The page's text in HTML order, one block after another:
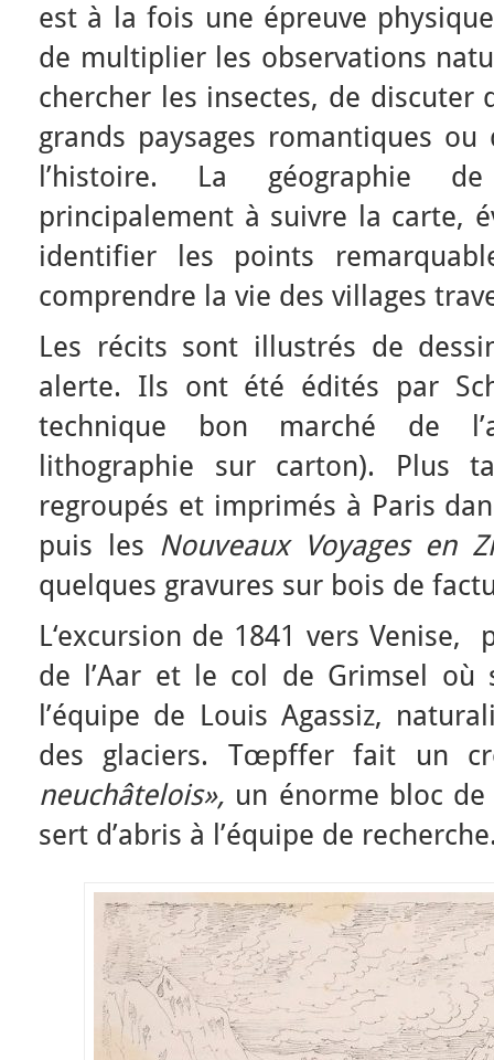
est à la fois une épreuve
de multiplier les observations
chercher les insectes, de discuter
grands paysages romantiques
l’histoire. La géographie
principalement à suivre la carte,
identifier les points
comprendre la vie des villages
Les récits sont illustrés de
alerte. Ils ont été édités par
technique bon marché de
lithographie sur carton). Plus
regroupés et imprimés à Paris
puis les Nouveaux Voyages en
quelques gravures sur bois de
L‘excursion de 1841 vers Venise,
de l’Aar et le col de Grimsel où
l’équipe de Louis Agassiz,
des glaciers. Tœpffer fait un
neuchâtelois», un énorme bloc
sert d’abris à l’équipe de